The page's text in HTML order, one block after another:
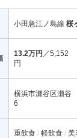
小田急江ノ島線 桜
13.2万円 ／5,152
円
横浜市瀬谷区瀬谷
6
重飲食 軽飲食 美